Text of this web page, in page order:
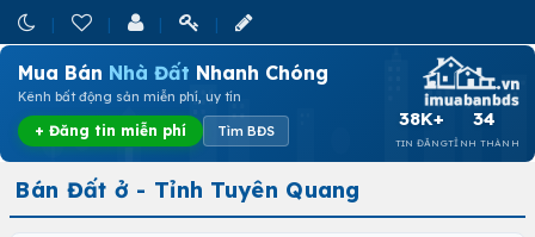
Mua Bán Nhà Đất Nhanh Chóng
Kênh bất động sản miễn phí, uy tín
+ Đăng tin miễn phí Tìm BĐS
38K+
TIN ĐĂNG
34
TỈNH THÀNH
Bán Đất ở - Tỉnh Tuyên Quang